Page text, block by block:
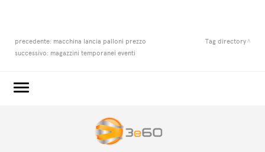
precedente: macchina lancia palloni prezzo
successivo: magazzini temporanei eventi
Tag directory